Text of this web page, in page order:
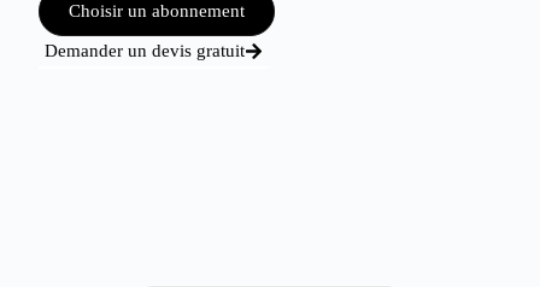
Choisir un abonnement
Demander un devis gratuit